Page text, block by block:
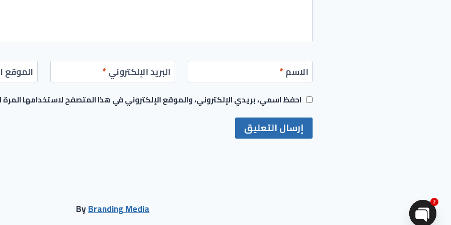
الاسم* البريد الإلكتروني* الموقع
احفظ اسمي، بريدي الإلكتروني، والموقع الإلكتروني في هذا المتصفح لاستخدامها
ByBranding Media 2